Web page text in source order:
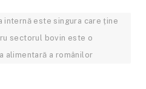
internă este singura care ține
sectorul bovin este o
alimentară a românilor